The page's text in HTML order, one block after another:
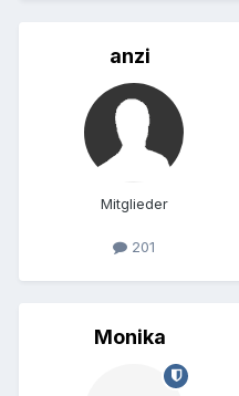
anzi
Mitglieder
201
Monika